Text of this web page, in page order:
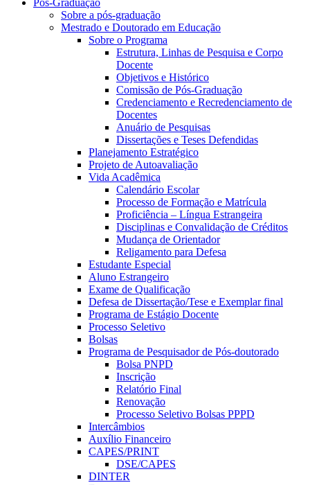
Pós-Graduação
Sobre a pós-graduação
Mestrado e Doutorado em Educação
Sobre o Programa
Estrutura, Linhas de Pesquisa e Corpo
Docente
Objetivos e Histórico
Comissão de Pós-Graduação
Credenciamento e Recredenciamento de
Docentes
Anuário de Pesquisas
Dissertações e Teses Defendidas
Planejamento Estratégico
Projeto de Autoavaliação
Vida Acadêmica
Calendário Escolar
Processo de Formação e Matrícula
Proficiência – Língua Estrangeira
Disciplinas e Convalidação de Créditos
Mudança de Orientador
Religamento para Defesa
Estudante Especial
Aluno Estrangeiro
Exame de Qualificação
Defesa de Dissertação/Tese e Exemplar final
Programa de Estágio Docente
Processo Seletivo
Bolsas
Programa de Pesquisador de Pós-doutorado
Bolsa PNPD
Inscrição
Relatório Final
Renovação
Processo Seletivo Bolsas PPPD
Intercâmbios
Auxílio Financeiro
CAPES/PRINT
DSE/CAPES
DINTER